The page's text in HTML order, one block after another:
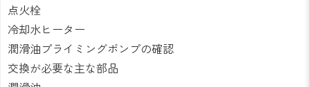
点火栓
冷却水ヒーター
潤滑油プライミングポンプの確認
交換が必要な主な部品